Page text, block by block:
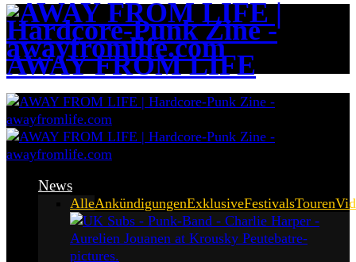
AWAY FROM LIFE
News
AlleAnkündigungenExklusiveFestivalsTouren